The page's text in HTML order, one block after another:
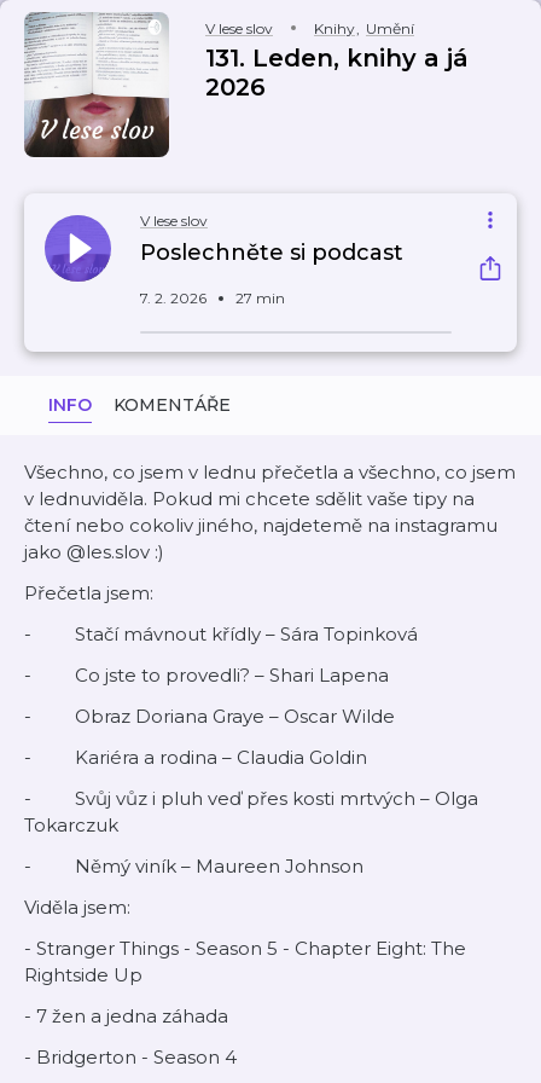
V lese slov Knihy, Umění
131. Leden, knihy a já
2026
V lese slov
Poslechněte si podcast
7. 2. 2026 27 min
INFO KOMENTÁŘE
Všechno, co jsem v lednu přečetla a všechno, co jsem
v lednuviděla. Pokud mi chcete sdělit vaše tipy na
čtení nebo cokoliv jiného, najdetemě na instagramu
jako @les.slov :)
Přečetla jsem:
- Stačí mávnout křídly – Sára Topinková
- Co jste to provedli? – Shari Lapena
- Obraz Doriana Graye – Oscar Wilde
- Kariéra a rodina – Claudia Goldin
- Svůj vůz i pluh veď přes kosti mrtvých – Olga
Tokarczuk
- Němý viník – Maureen Johnson
Viděla jsem:
- Stranger Things - Season 5 - Chapter Eight: The
Rightside Up
- 7 žen a jedna záhada
- Bridgerton - Season 4